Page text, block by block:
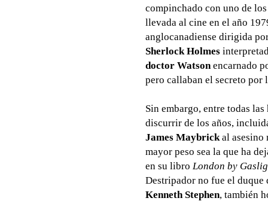
compinchado con uno de
llevada al cine en el año
anglocanadiense dirigida
Sherlock Holmes
doctor Watsonencarnado
pero callaban el secreto por
Sin embargo, entre todas
discurrir de los años,
James Maybrickal asesino
mayor peso sea la que ha
en su libro London by
Destripador no fue el
Kenneth Stephen, también